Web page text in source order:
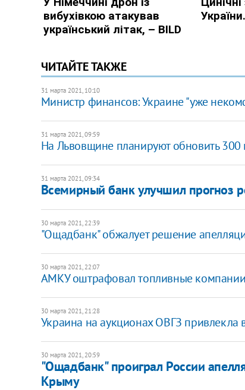
ЧИТАЙТЕ ТАКЖЕ
31 марта 2021, 10:10
Министр финансов: Украине "уже
31 марта 2021, 09:59
На Львовщине планируют обновить 300
31 марта 2021, 09:34
Всемирный банк улучшил прогноз
30 марта 2021, 22:39
"Ощадбанк" обжалует решение
30 марта 2021, 22:07
АМКУ оштрафовал топливные
30 марта 2021, 21:28
Украина на аукционах ОВГЗ привлекла
30 марта 2021, 20:59
"Ощадбанк" проиграл России
Крыму